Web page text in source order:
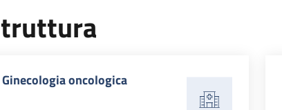
Ginecologia oncologica